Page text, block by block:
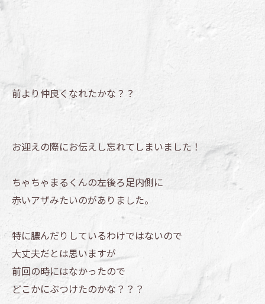
前より仲良くなれたかな？？
お迎えの際にお伝えし忘れてしまいました！
ちゃちゃまるくんの左後ろ足内側に
赤いアザみたいのがありました。
特に膿んだりしているわけではないので
大丈夫だとは思いますが
前回の時にはなかったので
どこかにぶつけたのかな？？？